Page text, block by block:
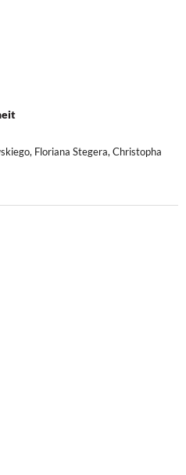
Floriana Stegera, Christopha